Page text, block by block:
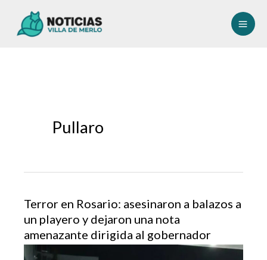
Pullaro
Terror en Rosario: asesinaron a balazos a
un playero y dejaron una nota
amenazante dirigida al gobernador